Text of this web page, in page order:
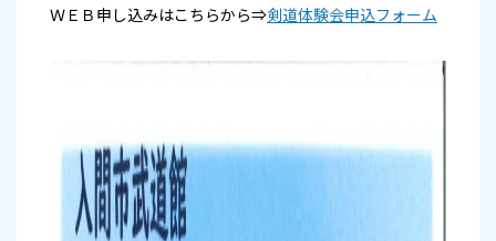
ＷＥＢ申し込みはこちらから⇒剣道体験会申込フォーム